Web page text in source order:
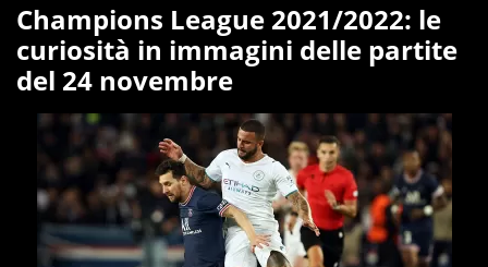
Champions League 2021/2022: le
curiosità in immagini delle partite
del 24 novembre